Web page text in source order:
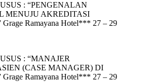
: “PENGENALAN
MENUJU AKREDITASI
Ramayana Hotel*** 27 – 29
: “MANAJER
(CASE MANAGER) DI
Ramayana Hotel*** 27 – 29